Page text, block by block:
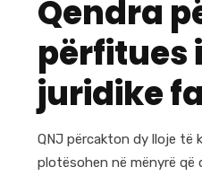
Qendra
përfitues
juridike
QNJ përcakton dy lloje të
plotësohen në mënyrë